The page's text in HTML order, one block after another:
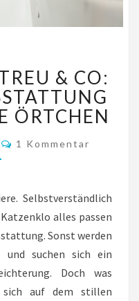
& CO:
ÖRTCHEN
Kommentare
1 Kommentar
Selbstverständlich
alles passen
Sonst werden
und suchen sich ein
Doch was
auf dem stillen